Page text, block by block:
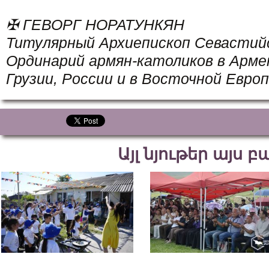
✠ ГЕВОРГ НОРАТУНКЯН
Титулярный Архиепископ
Ординарий армян-католиков в
Грузии, России и в Восточной Европ
Այլ նյութեր այս